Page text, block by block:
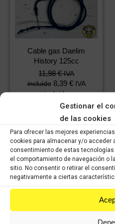
Gestionar el
de las cookies
Para ofrecer las mejores
cookies para almacenar y/o acceder
consentimiento de estas
el comportamiento de navegación o
sitio. No consentir o retirar el
negativamente a ciertas
Cable gas Daelim
History 125cc
11,98€ IVA
incluido 8,39 € IVA
incluido
Comprar